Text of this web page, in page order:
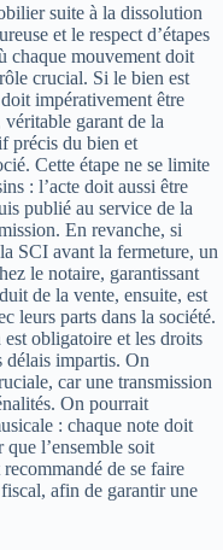
suite à la dissolution
et le respect d’étapes
chaque mouvement doit
crucial. Si le bien est
impérativement être
garant de la
précis du bien et
Cette étape ne se limite
: l’acte doit aussi être
publié au service de la
En revanche, si
SCI avant la fermeture, un
le notaire, garantissant
de la vente, ensuite, est
leurs parts dans la société.
obligatoire et les droits
délais impartis. On
car une transmission
On pourrait
: chaque note doit
que l’ensemble soit
de se faire
afin de garantir une